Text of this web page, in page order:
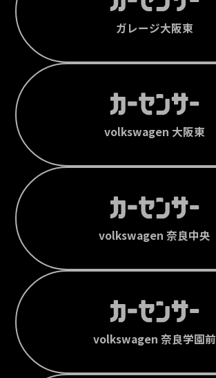
ガレージ大阪東
volkswagen 大阪東
volkswagen 奈良中央
volkswagen 奈良学園前